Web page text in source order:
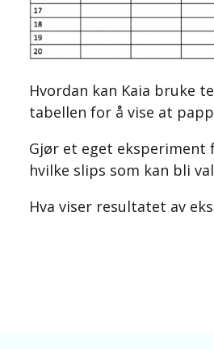
Hvordan kan Kaia bruke
tabellen for å vise at
Gjør et eget eksperiment
hvilke slips som kan bli
Hva viser resultatet av